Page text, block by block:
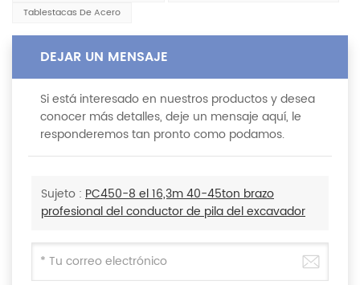
Tablestacas De Acero
DEJAR UN MENSAJE
Si está interesado en nuestros productos y desea
conocer más detalles, deje un mensaje aquí, le
responderemos tan pronto como podamos.
Sujeto : PC450-8 el 16,3m 40-45ton brazo
profesional del conductor de pila del excavador